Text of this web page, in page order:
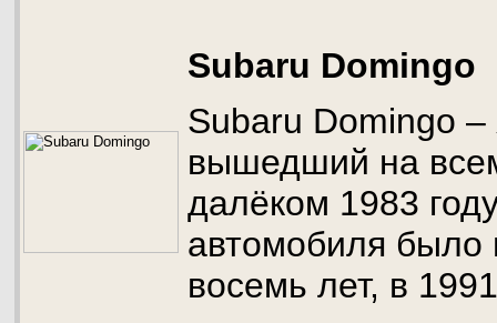
Subaru Domingo
Subaru Domingo
вышедший на
далёком 1983
автомобиля было
восемь лет, в